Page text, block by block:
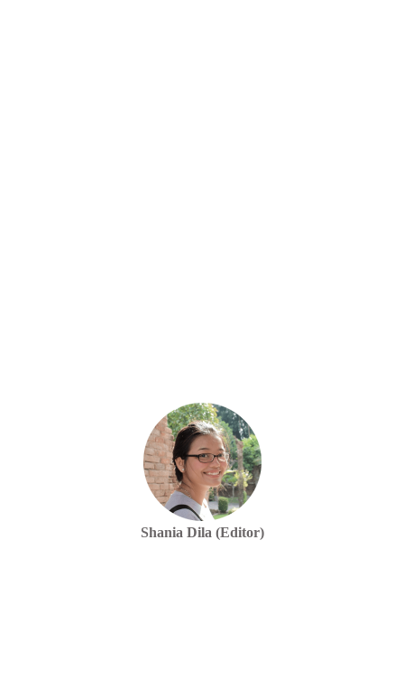
Shania Dila (Editor)